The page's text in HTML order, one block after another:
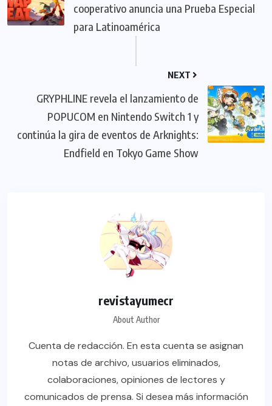
cooperativo anuncia una Prueba Especial
para Latinoamérica
NEXT
GRYPHLINE revela el lanzamiento de
POPUCOM en Nintendo Switch 1 y
continúa la gira de eventos de Arknights:
Endfield en Tokyo Game Show
revistayumecr
About Author
Cuenta de redacción. En esta cuenta se asignan
notas de archivo, usuarios eliminados,
colaboraciones, opiniones de lectores y
comunicados de prensa. Si desea más información